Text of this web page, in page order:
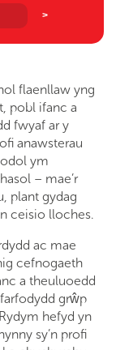
flaenllaw yng
pobl ifanc a
fwyaf ar y
anawsterau
ym
– mae’r
plant gydag
ceisio lloches.
ac mae
cefnogaeth
a theuluoedd
grŵp
hefyd yn
sy’n profi